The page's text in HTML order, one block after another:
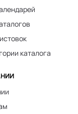
каталога